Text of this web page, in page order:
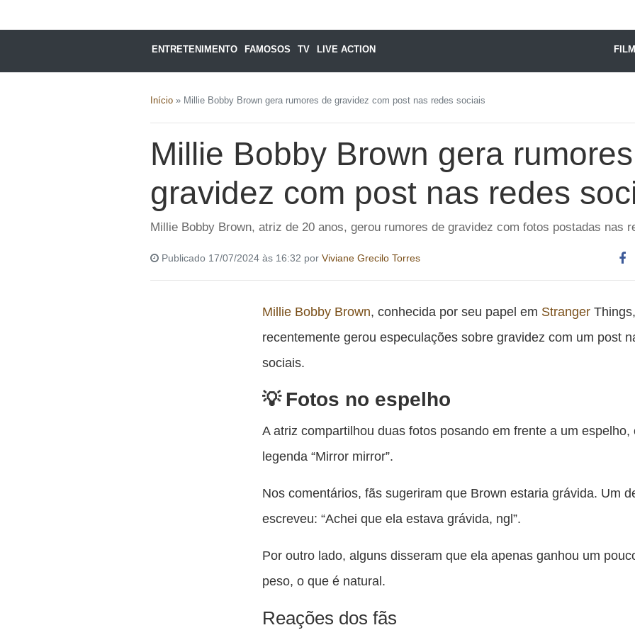
ENTRETENIMENTO FAMOSOS TV LIVE ACTION
Início » Millie Bobby Brown gera rumores de gravidez com post nas redes sociais
Millie Bobby Brown gera
gravidez com post nas redes
Millie Bobby Brown, atriz de 20 anos, gerou rumores de gravidez com fotos postadas nas
Publicado 17/07/2024 às 16:32 por Viviane Grecilo Torres
Millie Bobby Brown, conhecida por seu papel em Stranger Things,
recentemente gerou especulações sobre gravidez com um post
sociais.
Fotos no espelho
A atriz compartilhou duas fotos posando em frente a um espelho,
legenda “Mirror mirror”.
Nos comentários, fãs sugeriram que Brown estaria grávida. Um
escreveu: “Achei que ela estava grávida, ngl”.
Por outro lado, alguns disseram que ela apenas ganhou um
peso, o que é natural.
Reações dos fãs